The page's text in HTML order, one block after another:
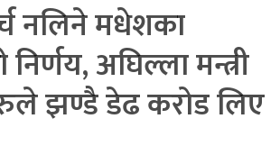
नलिने मधेशका
निर्णय, अघिल्ला मन्त्री
झण्डै डेढ करोड लिए